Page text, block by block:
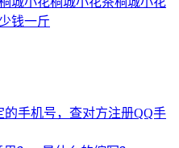
钱一斤
手机号，查对方注册QQ手